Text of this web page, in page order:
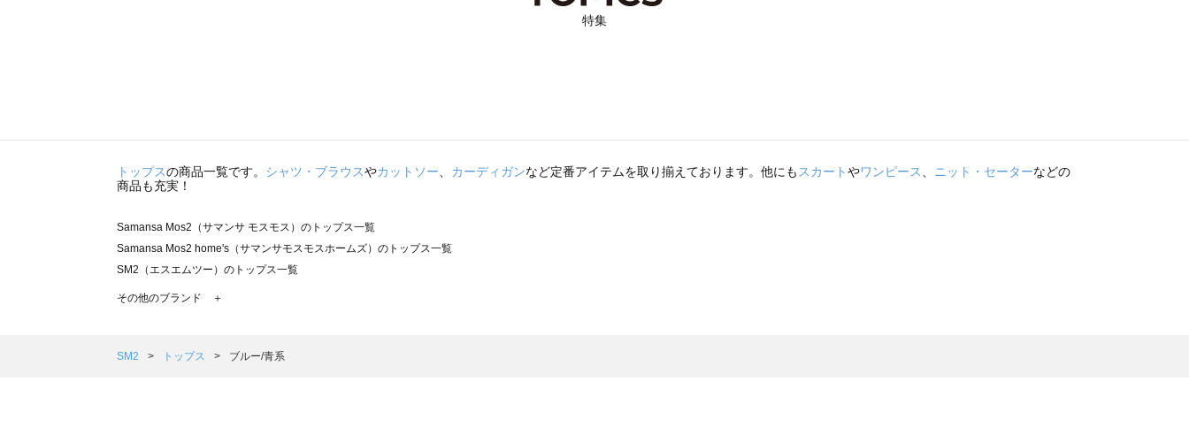
特集
トップスの商品一覧です。 シャツ・ブラウスやカットソー、 カーディガンなど定番アイテムを取り揃えております。他にもスカートやワンピース、 ニット・セーターなどの
商品も充実！
Samansa Mos2（サマンサ モスモス）のトップス一覧
Samansa Mos2 home's（サマンサモスモスホームズ）のトップス一覧
SM2（エスエムツー）のトップス一覧
TSUHARU by Samansa Mos2（ツハルバイサマンサモスモス）のトップス一覧
Samansa Mos2 Lagom（サマンサモスモス ラーゴム）のトップス一覧
その他のブランド ＋
SM2 トップス ブルー/青系